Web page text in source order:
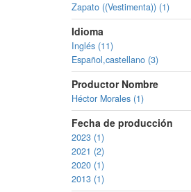
Zapato ((Vestimenta)) (1)
Idioma
Inglés (11)
Español,castellano (3)
Productor Nombre
Héctor Morales (1)
Fecha de producción
2023 (1)
2021 (2)
2020 (1)
2013 (1)